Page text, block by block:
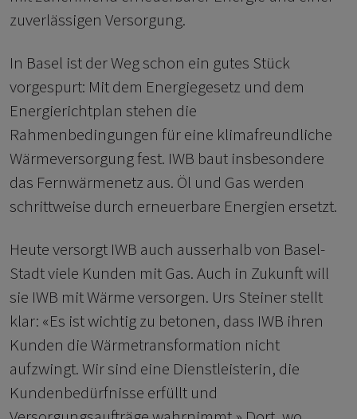
zuverlässigen Versorgung.
In Basel ist der Weg schon ein gutes Stück
vorgespurt: Mit dem Energiegesetz und dem
Energierichtplan stehen die
Rahmenbedingungen für eine klimafreundliche
Wärmeversorgung fest. IWB baut insbesondere
das Fernwärmenetz aus. Öl und Gas werden
schrittweise durch erneuerbare Energien ersetzt.
Heute versorgt IWB auch ausserhalb von Basel-
Stadt viele Kunden mit Gas. Auch in Zukunft will
sie IWB mit Wärme versorgen. Urs Steiner stellt
klar: «Es ist wichtig zu betonen, dass IWB ihren
Kunden die Wärmetransformation nicht
aufzwingt. Wir sind eine Dienstleisterin, die
Kundenbedürfnisse erfüllt und